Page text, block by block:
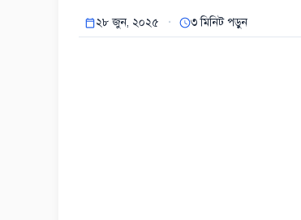
২৮ জুন, ২০২৫ ৩ মিনিট পড়ুন